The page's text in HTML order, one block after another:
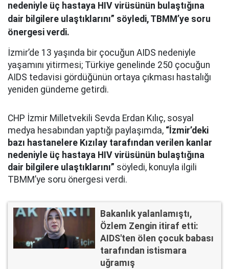
nedeniyle üç hastaya HIV virüsünün bulaştığına
dair bilgilere ulaştıklarını” söyledi, TBMM’ye soru
önergesi verdi.
İzmir’de 13 yaşında bir çocuğun AIDS nedeniyle
yaşamını yitirmesi; Türkiye genelinde 250 çocuğun
AIDS tedavisi gördüğünün ortaya çıkması hastalığı
yeniden gündeme getirdi.
CHP İzmir Milletvekili Sevda Erdan Kılıç, sosyal
medya hesabından yaptığı paylaşımda, “İzmir’deki
bazı hastanelere Kızılay tarafından verilen kanlar
nedeniyle üç hastaya HIV virüsünün bulaştığına
dair bilgilere ulaştıklarını” söyledi, konuyla ilgili
TBMM’ye soru önergesi verdi.
Bakanlık yalanlamıştı,
Özlem Zengin itiraf etti:
AIDS'ten ölen çocuk babası
tarafından istismara
uğramış